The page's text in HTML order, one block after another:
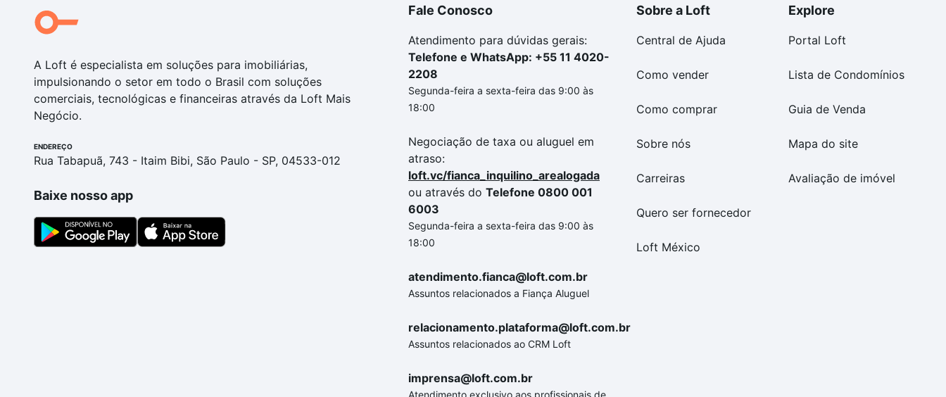
A Loft é especialista em soluções para imobiliárias,
impulsionando o setor em todo o Brasil com soluções
comerciais, tecnológicas e financeiras através da Loft Mais
Negócio.
ENDEREÇO
Rua Tabapuã, 743 - Itaim Bibi, São Paulo - SP, 04533-012
Baixe nosso app
Fale Conosco
Atendimento para dúvidas gerais:
Telefone e WhatsApp: +55 11 4020-
2208
Segunda-feira a sexta-feira das 9:00 às
18:00
Negociação de taxa ou aluguel em
atraso:
loft.vc/fianca_inquilino_arealogada
ou através do Telefone 0800 001
6003
Segunda-feira a sexta-feira das 9:00 às
18:00
atendimento.fianca@loft.com.br
Assuntos relacionados a Fiança Aluguel
relacionamento.plataforma@loft.com.br
Assuntos relacionados ao CRM Loft
imprensa@loft.com.br
Atendimento exclusivo aos profissionais de
Sobre a Loft
Central de Ajuda
Como vender
Como comprar
Sobre nós
Carreiras
Quero ser fornecedor
Loft México
Explore
Portal Loft
Lista de Condomínios
Guia de Venda
Mapa do site
Avaliação de imóvel